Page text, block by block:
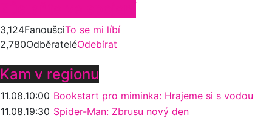
3,124FanoušciTo se mi líbí
2,780OdběrateléOdebírat
Kam v regionu
11.08.10:00 Bookstart pro miminka: Hrajeme si s vodou
11.08.19:30 Spider-Man: Zbrusu nový den